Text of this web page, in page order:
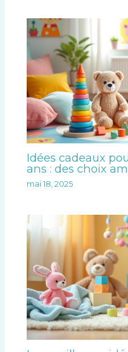
Idées cadeaux
ans : des choix
mai 18, 2025